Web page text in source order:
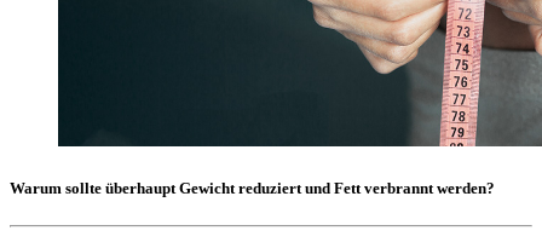
Warum sollte überhaupt Gewicht reduziert und Fett verbrannt werden?